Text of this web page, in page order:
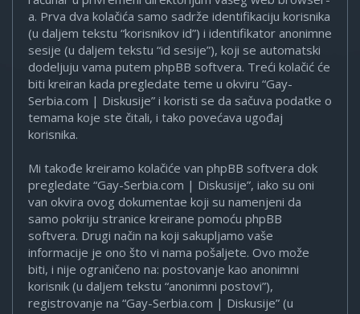
a. Prva dva kolačića samo sadrže identifikaciju korisnika
(u daljem tekstu “korisnikov id”) i identifikator anonimne
sesije (u daljem tekstu “id sesije”), koji se automatski
dodeljuju vama putem phpBB softvera. Treći kolačić će
biti kreiran kada pregledate teme u okviru “Gay-
Serbia.com | Diskusije” i koristi se da sačuva podatke o
temama koje ste čitali, i tako povećava ugođaj
korisnika.
Mi takođe kreiramo kolačiće van phpBB softvera dok
pregledate “Gay-Serbia.com | Diskusije”, iako su oni
van okvira ovog dokumentae koji su namenjeni da
samo pokriju stranice kreirane pomoću phpBB
softvera. Drugi način na koji sakupljamo vaše
informacije je ono što vi nama pošaljete. Ovo može
biti, i nije ograničeno na: postovanje kao anonimni
korisnik (u daljem tekstu “anonimni postovi”),
registrovanje na “Gay-Serbia.com | Diskusije” (u